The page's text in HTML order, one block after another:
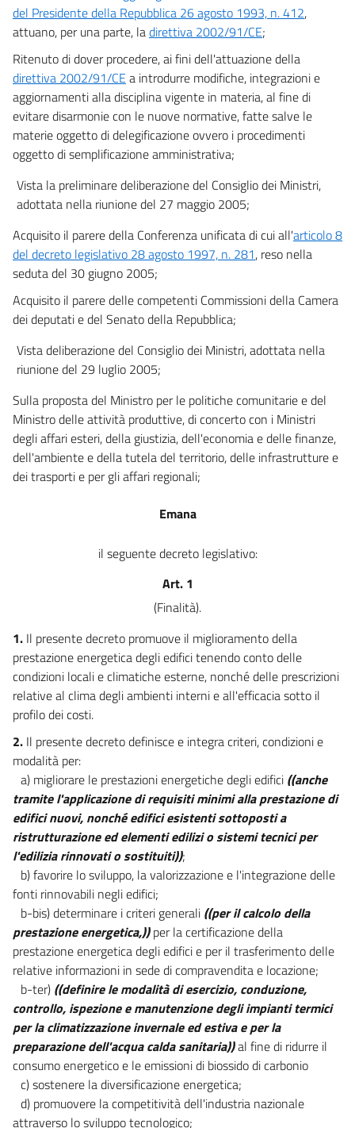
del Presidente della Repubblica 26 agosto 1993, n. 412,
attuano, per una parte, ladirettiva 2002/91/CE;
Ritenuto di dover procedere, ai fini dell'attuazione della
direttiva 2002/91/CE a introdurre modifiche, integrazioni e
aggiornamenti alla disciplina vigente in materia, al fine di
evitare disarmonie con le nuove normative, fatte salve le
materie oggetto di delegificazione ovvero i procedimenti
oggetto di semplificazione amministrativa;
Vista la preliminare deliberazione del Consiglio dei Ministri,
adottata nella riunione del 27 maggio 2005;
Acquisito il parere della Conferenza unificata di cui all'articolo 8
del decreto legislativo 28 agosto 1997, n. 281, reso nella
seduta del 30 giugno 2005;
Acquisito il parere delle competenti Commissioni della Camera
dei deputati e del Senato della Repubblica;
Vista deliberazione del Consiglio dei Ministri, adottata nella
riunione del 29 luglio 2005;
Sulla proposta del Ministro per le politiche comunitarie e del
Ministro delle attività produttive, di concerto con i Ministri
degli affari esteri, della giustizia, dell'economia e delle finanze,
dell'ambiente e della tutela del territorio, delle infrastrutture e
dei trasporti e per gli affari regionali;
Emana
il seguente decreto legislativo:
Art. 1
(Finalità).
1. Il presente decreto promuove il miglioramento della
prestazione energetica degli edifici tenendo conto delle
condizioni locali e climatiche esterne, nonché delle prescrizioni
relative al clima degli ambienti interni e all'efficacia sotto il
profilo dei costi.
2. Il presente decreto definisce e integra criteri, condizioni e
modalità per:
a) migliorare le prestazioni energetiche degli edifici ((anche
tramite l'applicazione di requisiti minimi alla prestazione di
edifici nuovi, nonché edifici esistenti sottoposti a
ristrutturazione ed elementi edilizi o sistemi tecnici per
l'edilizia rinnovati o sostituiti));
b) favorire lo sviluppo, la valorizzazione e l'integrazione delle
fonti rinnovabili negli edifici;
b-bis) determinare i criteri generali ((per il calcolo della
prestazione energetica,))per la certificazione della
prestazione energetica degli edifici e per il trasferimento delle
relative informazioni in sede di compravendita e locazione;
b-ter) ((definire le modalità di esercizio, conduzione,
controllo, ispezione e manutenzione degli impianti termici
per la climatizzazione invernale ed estiva e per la
preparazione dell'acqua calda sanitaria))al fine di ridurre il
consumo energetico e le emissioni di biossido di carbonio
c) sostenere la diversificazione energetica;
d) promuovere la competitività dell'industria nazionale
attraverso lo sviluppo tecnologico;